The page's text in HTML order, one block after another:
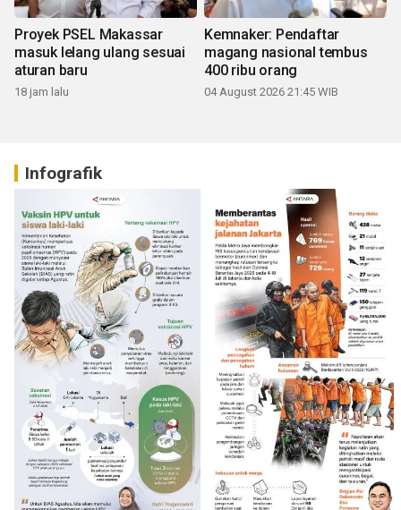
Proyek PSEL Makassar
masuk lelang ulang sesuai
aturan baru
18 jam lalu
Kemnaker: Pendaftar
magang nasional tembus
400 ribu orang
04 August 2026 21:45 WIB
Infografik